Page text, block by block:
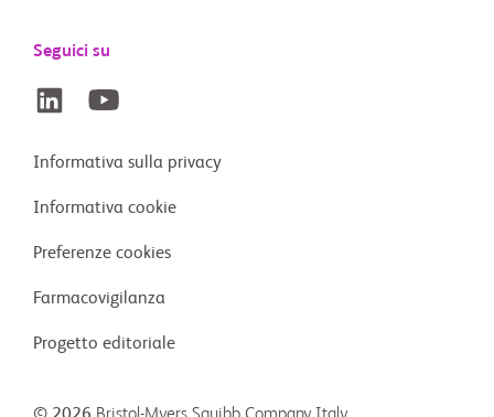
Seguici su
Informativa sulla privacy
Informativa cookie
Preferenze cookies
Farmacovigilanza
Progetto editoriale